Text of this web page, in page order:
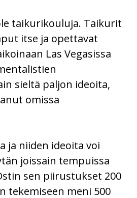
taikurikouluja. Taikurit
itse ja opettavat
Las Vegasissa
sieltä paljon ideoita,
omissa
ja niiden ideoita voi
joissain tempuissa
sen piirustukset 200
tekemiseen meni 500